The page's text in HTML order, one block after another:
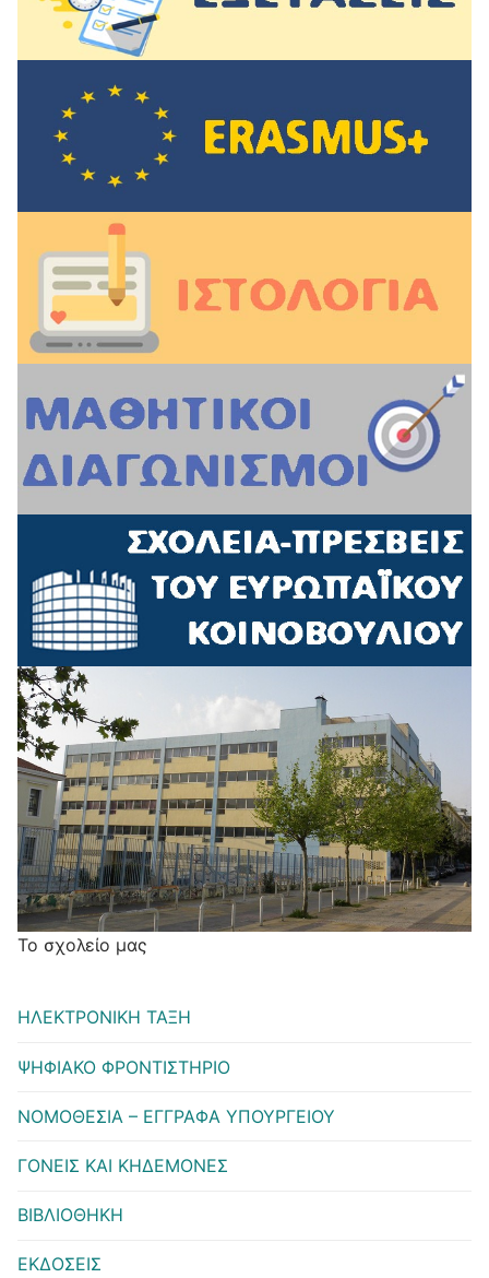
Το σχολείο μας
ΗΛΕΚΤΡΟΝΙΚΗ ΤΑΞΗ
ΨΗΦΙΑΚΟ ΦΡΟΝΤΙΣΤΗΡΙΟ
ΝΟΜΟΘΕΣΙΑ – ΕΓΓΡΑΦΑ ΥΠΟΥΡΓΕΙΟΥ
ΓΟΝΕΙΣ ΚΑΙ ΚΗΔΕΜΟΝΕΣ
ΒΙΒΛΙΟΘΗΚΗ
ΕΚΔΟΣΕΙΣ